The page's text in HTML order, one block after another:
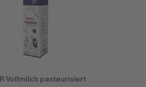
Vollmilch pasteurisiert